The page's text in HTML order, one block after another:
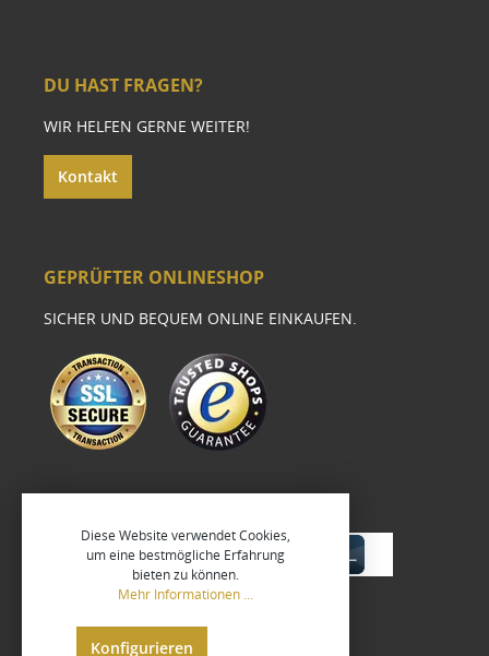
DU HAST FRAGEN?
WIR HELFEN GERNE WEITER!
Kontakt
GEPRÜFTER ONLINESHOP
SICHER UND BEQUEM ONLINE EINKAUFEN.
Diese Website verwendet Cookies,
um eine bestmögliche Erfahrung
bieten zu können.
Mehr Informationen ...
Konfigurieren